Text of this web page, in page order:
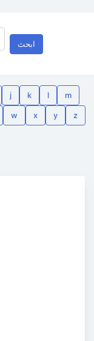
ابحث
j k l m
w x y z